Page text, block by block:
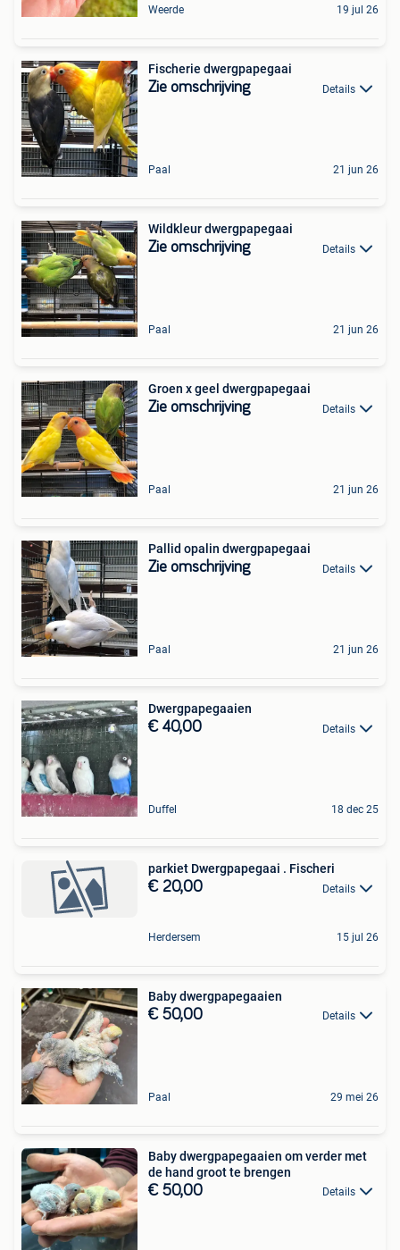
Weerde 19 jul 26
Fischerie dwergpapegaai
Zie omschrijving Details
Paal 21 jun 26
Wildkleur dwergpapegaai
Zie omschrijving Details
Paal 21 jun 26
Groen x geel dwergpapegaai
Zie omschrijving Details
Paal 21 jun 26
Pallid opalin dwergpapegaai
Zie omschrijving Details
Paal 21 jun 26
Dwergpapegaaien
€ 40,00 Details
Duffel 18 dec 25
parkiet Dwergpapegaai . Fischeri
€ 20,00 Details
Herdersem 15 jul 26
Baby dwergpapegaaien
€ 50,00 Details
Paal 29 mei 26
Baby dwergpapegaaien om verder met
de hand groot te brengen
€ 50,00 Details